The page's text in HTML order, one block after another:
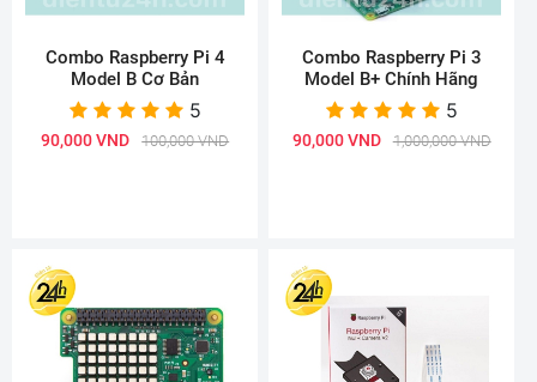
Combo Raspberry Pi 4
Model B Cơ Bản
5
90,000 VND 100,000 VND
Combo Raspberry Pi 3
Model B+ Chính Hãng
5
90,000 VND 1,000,000 VND